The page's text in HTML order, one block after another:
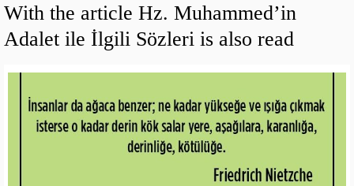
With the article Hz. Muhammed’in
Adalet ile İlgili Sözleri is also read